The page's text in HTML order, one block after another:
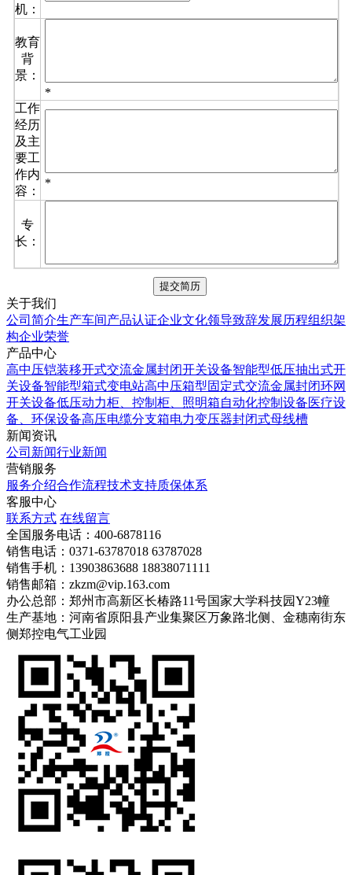
机：
教育
背
景：
*
工作
经历
及主
要工
作内
容：
*
专
长：
关于我们
公司简介生产车间产品认证企业文化领导致辞发展历程组织架
构企业荣誉
产品中心
高中压铠装移开式交流金属封闭开关设备智能型低压抽出式开
关设备智能型箱式变电站高中压箱型固定式交流金属封闭环网
开关设备低压动力柜、控制柜、照明箱自动化控制设备医疗设
备、环保设备高压电缆分支箱电力变压器封闭式母线槽
新闻资讯
公司新闻行业新闻
营销服务
服务介绍合作流程技术支持质保体系
客服中心
联系方式 在线留言
全国服务电话：400-6878116
销售电话：0371-63787018 63787028
销售手机：13903863688 18838071111
销售邮箱：zkzm@vip.163.com
办公总部：郑州市高新区长椿路11号国家大学科技园Y23幢
生产基地：河南省原阳县产业集聚区万象路北侧、金穗南街东
侧郑控电气工业园